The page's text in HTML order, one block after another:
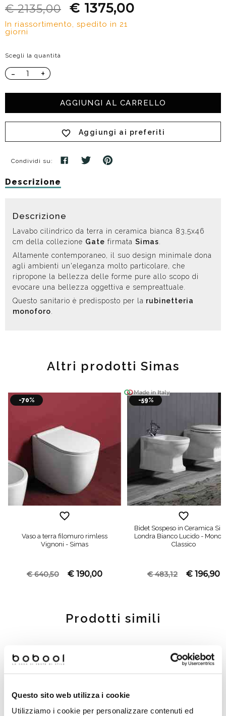
Questo sito web utilizza i cookie
Utilizziamo i cookie per personalizzare contenuti ed
€ 2135,00 € 1375,00
In riassortimento, spedito in 21
giorni
Scegli la quantità
- +
AGGIUNGI AL CARRELLO
Aggiungi ai preferiti
Condividi su:
Descrizione
Descrizione
Lavabo cilindrico da terra in ceramica bianca 83,5x46
cm della collezione Gate firmata Simas
Altamente contemporaneo, il suo design minimale dona
agli ambienti un'eleganza molto particolare, che
ripropone la bellezza delle forme pure allo scopo di
evocare una bellezza oggettiva e sempreattuale.
Questo sanitario è predisposto per la rubinetteria
monoforo
Altri prodotti Simas
-70%
Vaso a terra filomuro rimless
Vignoni - Simas
€ 640,50 € 190,00
-59%
Bidet Sospeso in Ceramica
Londra Bianco Lucido -
Classico
€ 483,12 € 196,90
Prodotti simili